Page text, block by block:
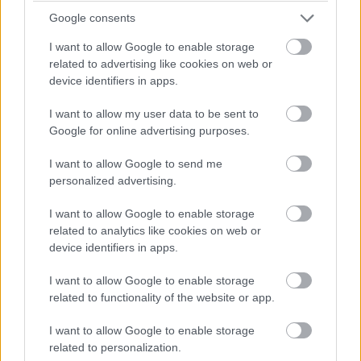
Google consents
I want to allow Google to enable storage
related to advertising like cookies on web or
device identifiers in apps.
I want to allow my user data to be sent to
Google for online advertising purposes.
I want to allow Google to send me
personalized advertising.
I want to allow Google to enable storage
related to analytics like cookies on web or
device identifiers in apps.
I want to allow Google to enable storage
related to functionality of the website or app.
I want to allow Google to enable storage
related to personalization.